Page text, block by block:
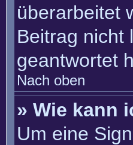
überarbeitet
Beitrag nicht
geantwortet
Nach oben
» Wie kann
Um eine